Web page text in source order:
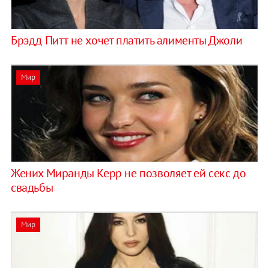
Брэдд Питт не хочет платить алименты Джоли
Мир
Жених Миранды Керр не позволяет ей секс до
свадьбы
Мир